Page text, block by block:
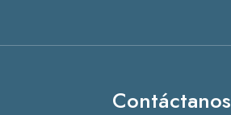
Contáctanos